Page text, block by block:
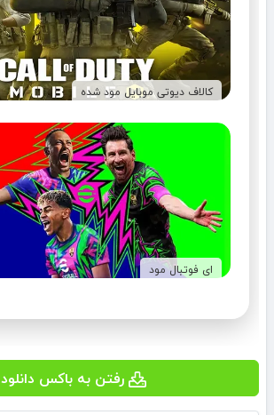
کالاف دیوتی موبایل مود شده
ای فوتبال مود
رفتن به باکس دانلود